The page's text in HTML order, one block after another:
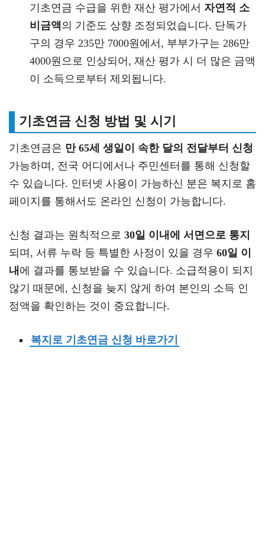
기초연금 수급을 위한 재산 평가에서 자연적 소
비금액의 기준도 상향 조정되었습니다. 단독가
구의 경우 235만 7000원에서, 부부가구는 286만
4000원으로 인상되어, 재산 평가 시 더 많은 금액
이 소득으로부터 제외됩니다.
기초연금 신청 방법 및 시기
기초연금은 만 65세 생일이 속한 달의 전달부터 신청
가능하며, 전국 어디에서나 주민센터를 통해 신청할
수 있습니다. 인터넷 사용이 가능하신 분은 복지로 홈
페이지를 통해서도 온라인 신청이 가능합니다.
신청 결과는 원칙적으로 30일 이내에 서면으로 통지
되며, 서류 누락 등 특별한 사정이 있을 경우 60일 이
내 에 결과를 통보받을 수 있습니다. 소급적용이 되지
않기 때문에, 신청을 늦지 않게 하여 본인의 소득 인
정액을 확인하는 것이 중요합니다.
복지로 기초연금 신청 바로가기